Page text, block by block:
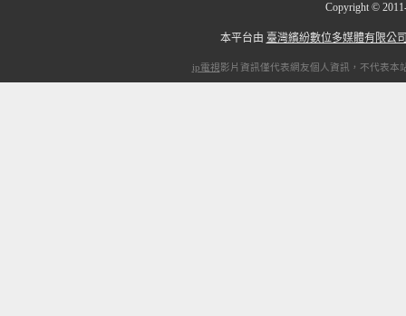
Copyright ©
本平台由 臺灣繽紛數位多媒體有限公
ip電視影片資訊僅代表網友個人資訊，不代表本